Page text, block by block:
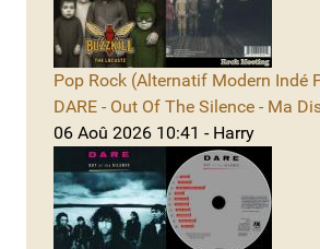
Pop Rock (Alternatif Modern Indé
DARE - Out Of The Silence - Ma
06 Aoû 2026 10:41 - Harry